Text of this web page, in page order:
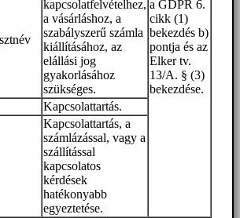
a GDPR 6.
cikk (1)
bekezdés b)
pontja és az
Elker tv.
13/A. § (3)
bekezdése.
kapcsolatfelvételhez,
a vásárláshoz, a
szabályszerű számla
kiállításához, az
elállási jog
gyakorlásához
szükséges.
Kapcsolattartás.
Kapcsolattartás, a
számlázással, vagy a
szállítással
kapcsolatos
kérdések
hatékonyabb
egyeztetése.